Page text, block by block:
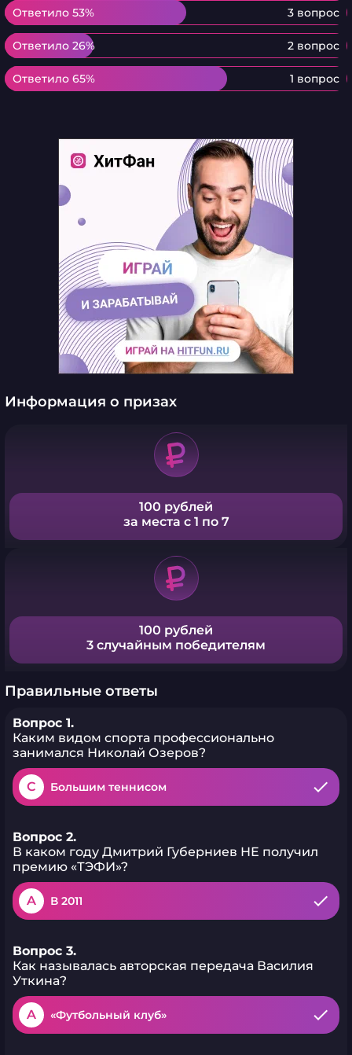
Ответило 53% 3 вопрос
Ответило 53%
Ответило 26% 2 вопрос
Ответило 26%
Ответило 65% 1 вопрос
Ответило 65%
Информация о призах
100 рублей
за места с 1 по 7
100 рублей
3 случайным победителям
Правильные ответы
Вопрос 1.
Каким видом спорта профессионально
занимался Николай Озеров?
C Большим теннисом
Вопрос 2.
В каком году Дмитрий Губерниев НЕ получил
премию «ТЭФИ»?
A В 2011
Вопрос 3.
Как называлась авторская передача Василия
Уткина?
A «Футбольный клуб»